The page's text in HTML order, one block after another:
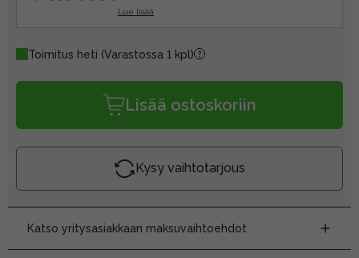
Lue lisää
Toimitus heti (Varastossa 1 kpl)
Lisää ostoskoriin
Kysy vaihtotarjous
Katso yritysasiakkaan maksuvaihtoehdot